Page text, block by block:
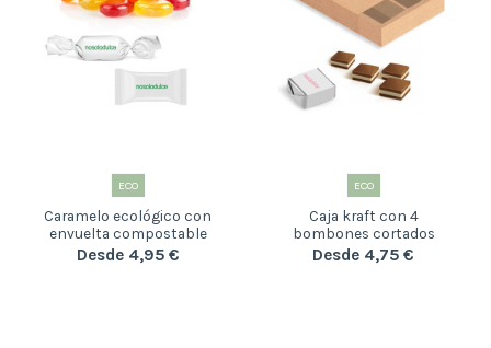
ECO
Caramelo ecológico con
envuelta compostable
Desde 4,95 €
ECO
Caja kraft con 4
bombones cortados
Desde 4,75 €